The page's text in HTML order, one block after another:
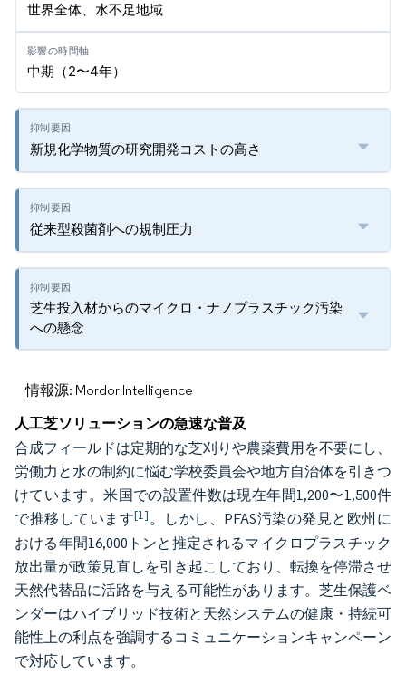
世界全体、水不足地域
中期（2〜4年）
新規化学物質の研究開発コストの高さ
従来型殺菌剤への規制圧力
芝生投入材からのマイクロ・ナノプラスチック汚染
への懸念
情報源: Mordor Intelligence
人工芝ソリューションの急速な普及
合成フィールドは定期的な芝刈りや農薬費用を不要にし、
労働力と水の制約に悩む学校委員会や地方自治体を引きつ
けています。米国での設置件数は現在年間1,200〜1,500件
で推移しています[1]。しかし、PFAS汚染の発見と欧州に
おける年間16,000トンと推定されるマイクロプラスチック
放出量が政策見直しを引き起こしており、転換を停滞させ
天然代替品に活路を与える可能性があります。芝生保護ベ
ンダーはハイブリッド技術と天然システムの健康・持続可
能性上の利点を強調するコミュニケーションキャンペーン
で対応しています。